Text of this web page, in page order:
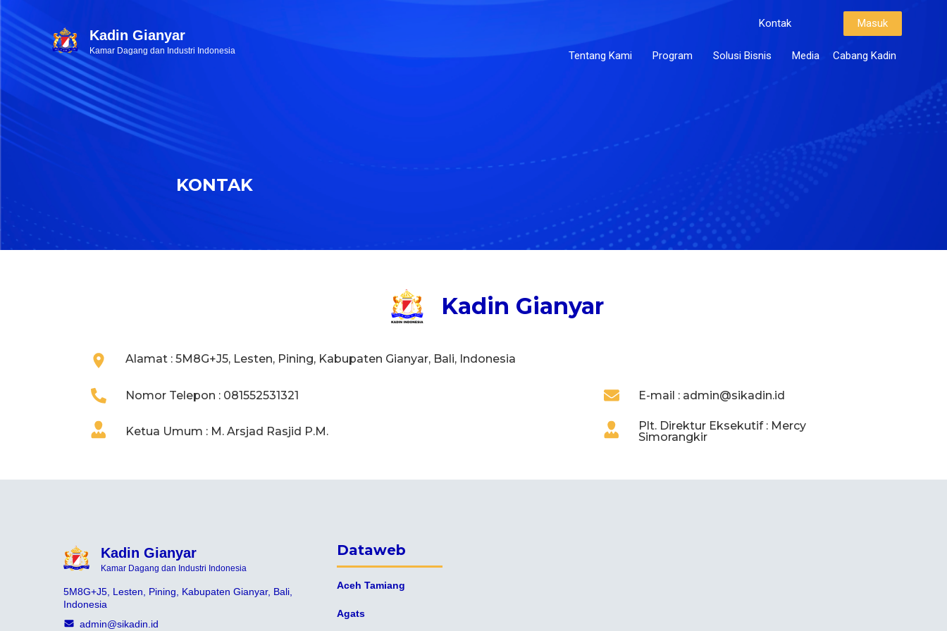
Kadin Gianyar
Kamar Dagang dan Industri Indonesia
Kontak Masuk
Tentang Kami Program Solusi Bisnis Media Cabang Kadin
KONTAK
Kadin Gianyar
Alamat : 5M8G+J5, Lesten, Pining, Kabupaten Gianyar, Bali, Indonesia
Nomor Telepon : 081552531321 E-mail : admin@sikadin.id
Ketua Umum : M. Arsjad Rasjid P.M.
Plt. Direktur Eksekutif : Mercy
Simorangkir
Kadin Gianyar
Kamar Dagang dan Industri Indonesia
5M8G+J5, Lesten, Pining, Kabupaten Gianyar, Bali,
Indonesia
admin@sikadin.id
Dataweb
Aceh Tamiang
Agats